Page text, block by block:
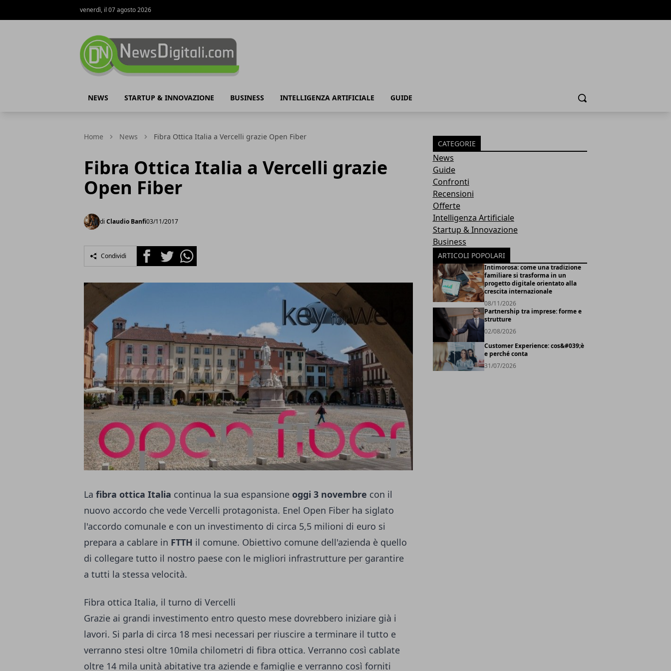
venerdì, il 07 agosto 2026
NEWS STARTUP & INNOVAZIONE BUSINESS INTELLIGENZA ARTIFICIALE GUIDE Cerca
Home News Fibra Ottica Italia a Vercelli grazie Open Fiber
Fibra Ottica Italia a Vercelli grazie
Open Fiber
di Claudio Banfi03/11/2017
Condividi FacebookTwitterWhatsapp
La fibra ottica Italia continua la sua espansione oggi 3 novembre con il
nuovo accordo che vede Vercelli protagonista. Enel Open Fiber ha siglato
l'accordo comunale e con un investimento di circa 5,5 milioni di euro si
prepara a cablare in FTTH il comune. Obiettivo comune dell'azienda è quello
di collegare tutto il nostro paese con le migliori infrastrutture per garantire
a tutti la stessa velocità.
Fibra ottica Italia, il turno di Vercelli
Grazie ai grandi investimento entro questo mese dovrebbero iniziare già i
lavori. Si parla di circa 18 mesi necessari per riuscire a terminare il tutto e
verranno stesi oltre 10mila chilometri di fibra ottica. Verranno così cablate
oltre 14 mila unità abitative tra aziende e famiglie e verranno così forniti
CATEGORIE
News
Guide
Confronti
Recensioni
Offerte
Intelligenza Artificiale
Startup & Innovazione
Business
ARTICOLI POPOLARI
Intimorosa: come una tradizione
familiare si trasforma in un
progetto digitale orientato alla
crescita internazionale
08/11/2026
Partnership tra imprese: forme e
strutture
02/08/2026
Customer Experience: cos&#039;è
e perché conta
31/07/2026